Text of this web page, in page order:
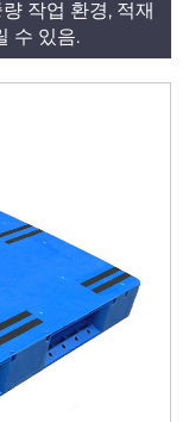
작업 환경, 적재
수 있음.